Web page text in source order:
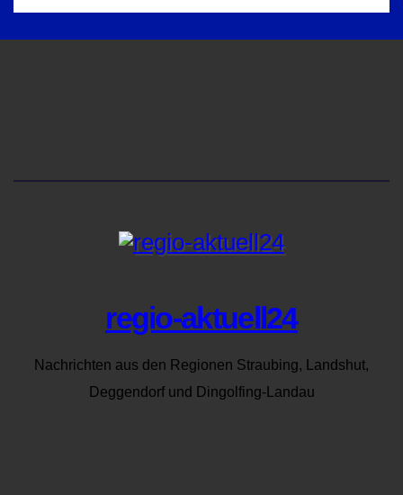
regio-aktuell24
Nachrichten aus den Regionen Straubing, Landshut,
Deggendorf und Dingolfing-Landau